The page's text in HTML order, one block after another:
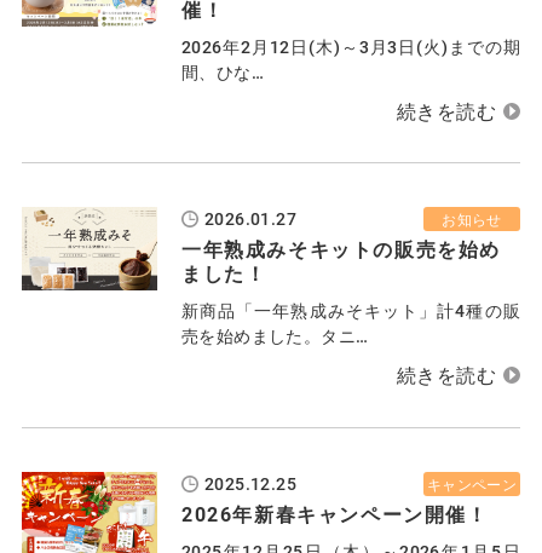
催！
2026年2月12日(木)～3月3日(火)までの期
間、ひな…
2026.01.27 お知らせ
一年熟成みそキットの販売を始め
ました！
新商品「一年熟成みそキット」計4種の販
売を始めました。タニ…
2025.12.25 キャンペーン
2026年新春キャンペーン開催！